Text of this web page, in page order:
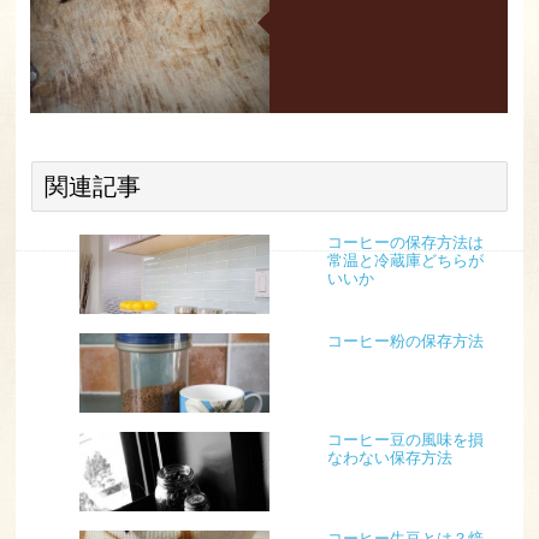
関連記事
コーヒーの保存方法は
常温と冷蔵庫どちらが
いいか
コーヒー粉の保存方法
コーヒー豆の風味を損
なわない保存方法